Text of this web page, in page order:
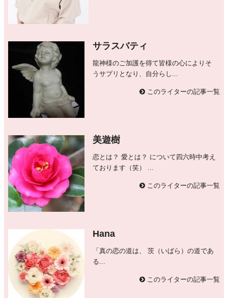
サラスバティ
龍神様のご加護を得て皆様の心によりそ
うサプリとなり、自分らし...
このライターの記事一覧
美遊樹
恋とは？ 愛とは？ について四六時中考え
ております（笑） ...
このライターの記事一覧
Hana
「真の恋の道は、 茨（いばら）の道であ
る...
このライターの記事一覧